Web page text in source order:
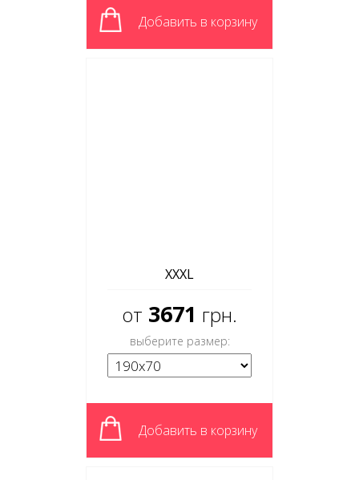
Добавить в корзину
XXXL
от 3671 грн.
выберите размер:
Добавить в корзину